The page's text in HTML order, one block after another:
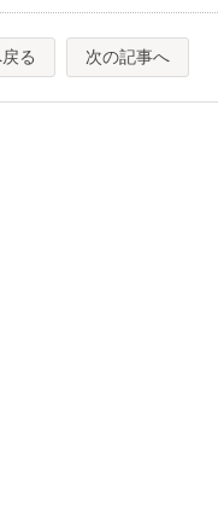
る 次の記事へ